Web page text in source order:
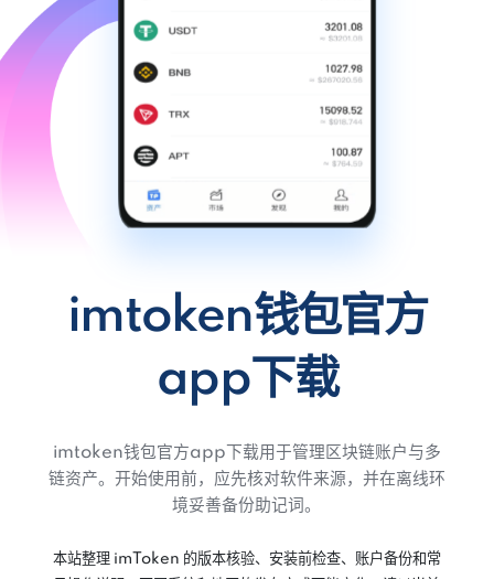
imtoken钱包官方
app下载
imtoken钱包官方app下载用于管理区块链账户与多
链资产。开始使用前，应先核对软件来源，并在离线环
境妥善备份助记词。
本站整理 imToken 的版本核验、安装前检查、账户备份和常